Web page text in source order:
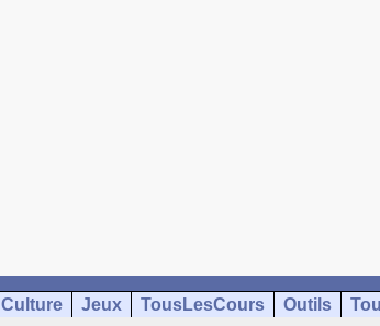
Culture Jeux TousLesCours Outils